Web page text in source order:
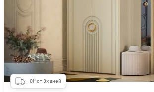
0₽ от 3х дней